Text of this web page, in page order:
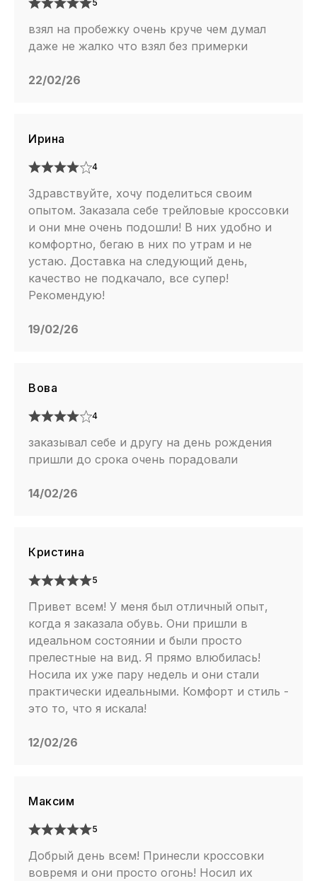
5
взял на пробежку очень круче чем думал
даже не жалко что взял без примерки
22/02/26
Ирина
4
Здравствуйте, хочу поделиться своим
опытом. Заказала себе трейловые кроссовки
и они мне очень подошли! В них удобно и
комфортно, бегаю в них по утрам и не
устаю. Доставка на следующий день,
качество не подкачало, все супер!
Рекомендую!
19/02/26
Вова
4
заказывал себе и другу на день рождения
пришли до срока очень порадовали
14/02/26
Кристина
5
Привет всем! У меня был отличный опыт,
когда я заказала обувь. Они пришли в
идеальном состоянии и были просто
прелестные на вид. Я прямо влюбилась!
Носила их уже пару недель и они стали
практически идеальными. Комфорт и стиль -
это то, что я искала!
12/02/26
Максим
5
Добрый день всем! Принесли кроссовки
вовремя и они просто огонь! Носил их